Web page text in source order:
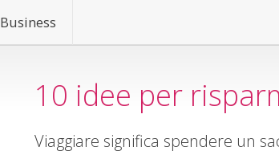
Business
10 idee per
Viaggiare significa spendere un